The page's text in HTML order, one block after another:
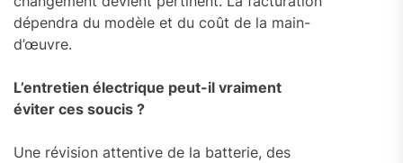
dépendra du modèle et du coût de la main-
d’œuvre.
L’entretien électrique peut-il vraiment
éviter ces soucis ?
Une révision attentive de la batterie, des